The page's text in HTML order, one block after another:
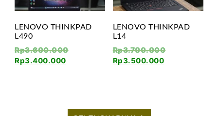
LENOVO THINKPAD
L490
Rp3.600.000
Rp3.400.000
LENOVO THINKPAD
L14
Rp3.700.000
Rp3.500.000